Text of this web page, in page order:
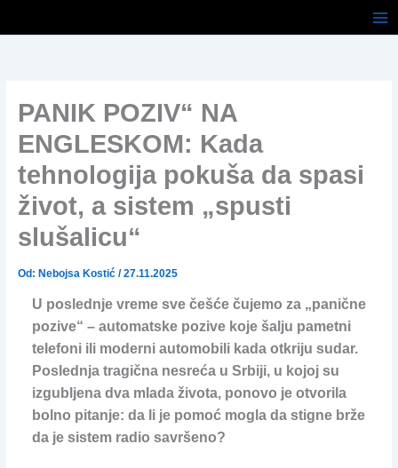
PANIK POZIV“ NA
ENGLESKOM: Kada
tehnologija pokuša da spasi
život, a sistem „spusti
slušalicu“
Od: Nebojsa Kostić /27.11.2025
U poslednje vreme sve češće čujemo za „panične
pozive“ – automatske pozive koje šalju pametni
telefoni ili moderni automobili kada otkriju sudar.
Poslednja tragična nesreća u Srbiji, u kojoj su
izgubljena dva mlada života, ponovo je otvorila
bolno pitanje: da li je pomoć mogla da stigne brže
da je sistem radio savršeno?